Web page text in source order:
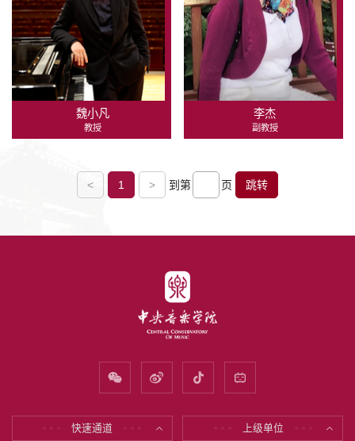
魏小凡
教授
李杰
副教授
< 1 > 到第 页 跳转
快速通道 上级单位